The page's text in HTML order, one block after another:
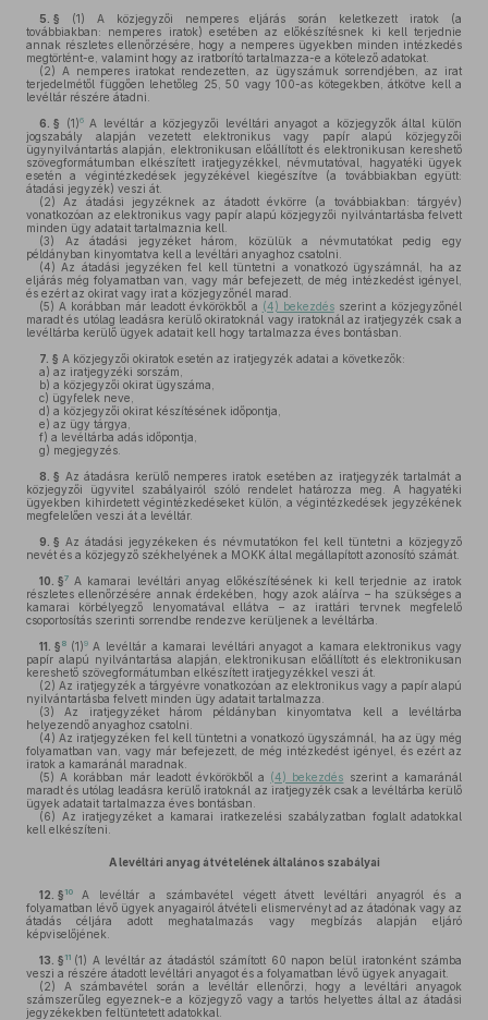
5. § (1) A közjegyzői nemperes eljárás során keletkezett iratok (a
továbbiakban: nemperes iratok) esetében az előkészítésnek ki kell terjednie
annak részletes ellenőrzésére, hogy a nemperes ügyekben minden intézkedés
megtörtént-e, valamint hogy az iratborító tartalmazza-e a kötelező adatokat.
(2) A nemperes iratokat rendezetten, az ügyszámuk sorrendjében, az irat
terjedelmétől függően lehetőleg 25, 50 vagy 100-as kötegekben, átkötve kell a
levéltár részére átadni.
6. § (1)6A levéltár a közjegyzői levéltári anyagot a közjegyzők által külön
jogszabály alapján vezetett elektronikus vagy papír alapú közjegyzői
ügynyilvántartás alapján, elektronikusan előállított és elektronikusan kereshető
szövegformátumban elkészített iratjegyzékkel, névmutatóval, hagyatéki ügyek
esetén a végintézkedések jegyzékével kiegészítve (a továbbiakban együtt:
átadási jegyzék) veszi át.
(2) Az átadási jegyzéknek az átadott évkörre (a továbbiakban: tárgyév)
vonatkozóan az elektronikus vagy papír alapú közjegyzői nyilvántartásba felvett
minden ügy adatait tartalmaznia kell.
(3) Az átadási jegyzéket három, közülük a névmutatókat pedig egy
példányban kinyomtatva kell a levéltári anyaghoz csatolni.
(4) Az átadási jegyzéken fel kell tüntetni a vonatkozó ügyszámnál, ha az
eljárás még folyamatban van, vagy már befejezett, de még intézkedést igényel,
és ezért az okirat vagy irat a közjegyzőnél marad.
(5) A korábban már leadott évkörökből a (4) bekezdésszerint a közjegyzőnél
maradt és utólag leadásra kerülő okiratoknál vagy iratoknál az iratjegyzék csak a
levéltárba kerülő ügyek adatait kell hogy tartalmazza éves bontásban.
7. § A közjegyzői okiratok esetén az iratjegyzék adatai a következők:
a) az iratjegyzéki sorszám,
b) a közjegyzői okirat ügyszáma,
c) ügyfelek neve,
d) a közjegyzői okirat készítésének időpontja,
e) az ügy tárgya,
f) a levéltárba adás időpontja,
g) megjegyzés.
8. § Az átadásra kerülő nemperes iratok esetében az iratjegyzék tartalmát a
közjegyzői ügyvitel szabályairól szóló rendelet határozza meg. A hagyatéki
ügyekben kihirdetett végintézkedéseket külön, a végintézkedések jegyzékének
megfelelően veszi át a levéltár.
9. § Az átadási jegyzékeken és névmutatókon fel kell tüntetni a közjegyző
nevét és a közjegyző székhelyének a MOKK által megállapított azonosító számát.
10. §7 A kamarai levéltári anyag előkészítésének ki kell terjednie az iratok
részletes ellenőrzésére annak érdekében, hogy azok aláírva – ha szükséges a
kamarai körbélyegző lenyomatával ellátva – az irattári tervnek megfelelő
csoportosítás szerinti sorrendbe rendezve kerüljenek a levéltárba.
11. § 8 (1)9A levéltár a kamarai levéltári anyagot a kamara elektronikus vagy
papír alapú nyilvántartása alapján, elektronikusan előállított és elektronikusan
kereshető szövegformátumban elkészített iratjegyzékkel veszi át.
(2) Az iratjegyzék a tárgyévre vonatkozóan az elektronikus vagy a papír alapú
nyilvántartásba felvett minden ügy adatait tartalmazza.
(3) Az iratjegyzéket három példányban kinyomtatva kell a levéltárba
helyezendő anyaghoz csatolni.
(4) Az iratjegyzéken fel kell tüntetni a vonatkozó ügyszámnál, ha az ügy még
folyamatban van, vagy már befejezett, de még intézkedést igényel, és ezért az
iratok a kamaránál maradnak.
(5) A korábban már leadott évkörökből a (4) bekezdés szerint a kamaránál
maradt és utólag leadásra kerülő iratoknál az iratjegyzék csak a levéltárba kerülő
ügyek adatait tartalmazza éves bontásban.
(6) Az iratjegyzéket a kamarai iratkezelési szabályzatban foglalt adatokkal
kell elkészíteni.
A levéltári anyag átvételének általános szabályai
12. § 10
A levéltár a számbavétel végett átvett levéltári anyagról és a
folyamatban lévő ügyek anyagairól átvételi elismervényt ad az átadónak vagy az
átadás céljára adott meghatalmazás vagy megbízás alapján eljáró
képviselőjének.
13. § 11 (1) A levéltár az átadástól számított 60 napon belül iratonként számba
veszi a részére átadott levéltári anyagot és a folyamatban lévő ügyek anyagait.
(2) A számbavétel során a levéltár ellenőrzi, hogy a levéltári anyagok
számszerűleg egyeznek-e a közjegyző vagy a tartós helyettes által az átadási
jegyzékekben feltüntetett adatokkal.